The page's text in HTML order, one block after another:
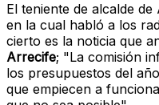
El teniente de alcalde
en la cual habló a los
cierto es la noticia que
Arrecife; "La comisión
los presupuestos del
que empiecen a